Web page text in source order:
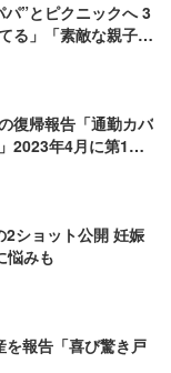
”とピクニックへ 3
る」「素敵な親子」
復帰報告「通勤カバ
2023年4月に第1子
2ショット公開 妊娠
悩みも
を報告「喜び驚き戸